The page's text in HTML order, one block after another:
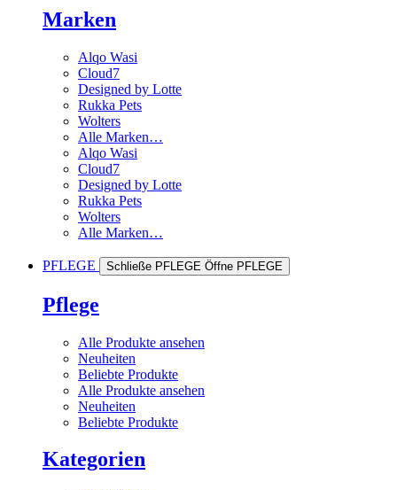
Marken
Alqo Wasi
Cloud7
Designed by Lotte
Rukka Pets
Wolters
Alle Marken…
Alqo Wasi
Cloud7
Designed by Lotte
Rukka Pets
Wolters
Alle Marken…
PFLEGE Schließe PFLEGE Öffne PFLEGE
Pflege
Alle Produkte ansehen
Neuheiten
Beliebte Produkte
Alle Produkte ansehen
Neuheiten
Beliebte Produkte
Kategorien